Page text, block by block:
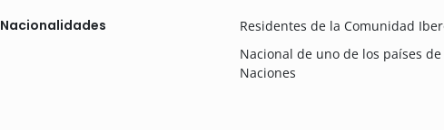
Nacionalidades
Residentes de la Comunidad
Nacional de uno de los países
Naciones